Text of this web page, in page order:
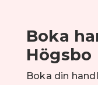
Boka
Högsbo
Boka din